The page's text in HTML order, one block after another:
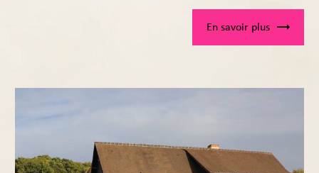
En savoir plus